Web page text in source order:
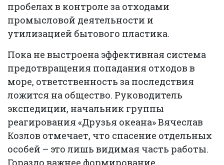
пробелах в контроле за отходами
промысловой деятельности и
утилизацией бытового пластика.
Пока не выстроена эффективная система
предотвращения попадания отходов в
море, ответственность за последствия
ложится на общество. Руководитель
экспедиции, начальник группы
реагирования «Друзья океана» Вячеслав
Козлов отмечает, что спасение отдельных
особей – это лишь видимая часть работы.